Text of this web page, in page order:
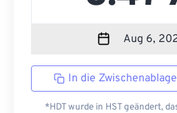
In die
*HDT wurde in HST geändert,